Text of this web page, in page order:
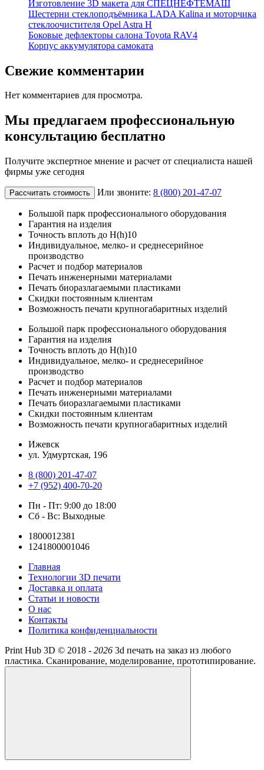
Изготовление 3D макета для СПЕЦНЕФТЕМАШ
Шестерни стеклоподъёмника LADA Kalina и моторчика
стеклоочистителя Opel Astra H
Боковые дефлекторы салона Toyota RAV4
Корпус аккумулятора самоката
Свежие комментарии
Нет комментариев для просмотра.
Мы предлагаем профессиональную
консультацию бесплатно
Получите экспертное мнение и расчет от специалиста нашей
фирмы уже сегодня
Рассчитать стоимость Или звоните: 8 (800) 201-47-07
Большой парк профессионального оборудования
Гарантия на изделия
Точность вплоть до H(h)10
Индивидуальное, мелко- и среднесерийное
производство
Расчет и подбор материалов
Печать инженерными материалами
Печать биоразлагаемыми пластиками
Скидки постоянным клиентам
Возможность печати крупногабаритных изделий
Большой парк профессионального оборудования
Гарантия на изделия
Точность вплоть до H(h)10
Индивидуальное, мелко- и среднесерийное
производство
Расчет и подбор материалов
Печать инженерными материалами
Печать биоразлагаемыми пластиками
Скидки постоянным клиентам
Возможность печати крупногабаритных изделий
Ижевск
ул. Удмуртская, 196
8 (800) 201-47-07
+7 (952) 400-70-20
Пн - Пт: 9:00 до 18:00
Сб - Вс: Выходные
1800012381
1241800001046
Главная
Технологии 3D печати
Доставка и оплата
Статьи и новости
О нас
Контакты
Политика конфиденциальности
Print Hub 3D © 2018 - 2026 3d печать на заказ из любого
пластика. Сканирование, моделирование, прототипирование.